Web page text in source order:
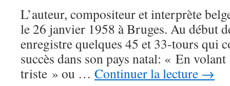
L’auteur, compositeur et interprète
le 26 janvier 1958 à Bruges. Au début
enregistre quelques 45 et 33-tours qui
succès dans son pays natal: « En
triste » ou … Continuer la lecture →